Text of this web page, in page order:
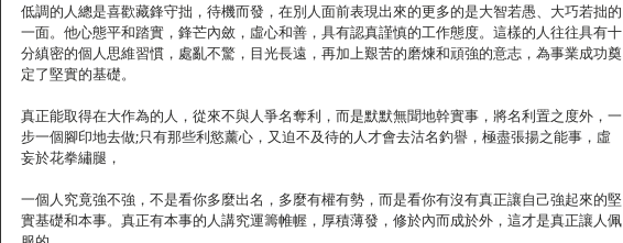
低調的人總是喜歡藏鋒守拙，待機而發，在別人面前表現出來的更多的是大智若愚、大巧若拙的
一面。他心態平和踏實，鋒芒內斂，虛心和善，具有認真謹慎的工作態度。這樣的人往往具有十
分縝密的個人思維習慣，處亂不驚，目光長遠，再加上艱苦的磨煉和頑強的意志，為事業成功奠
定了堅實的基礎。
真正能取得在大作為的人，從來不與人爭名奪利，而是默默無聞地幹實事，將名利置之度外，一
步一個腳印地去做;只有那些利慾薰心，又迫不及待的人才會去沽名釣譽，極盡張揚之能事，虛
妄於花拳繡腿，
一個人究竟強不強，不是看你多麼出名，多麼有權有勢，而是看你有沒有真正讓自己強起來的堅
實基礎和本事。真正有本事的人講究運籌帷幄，厚積薄發，修於內而成於外，這才是真正讓人佩